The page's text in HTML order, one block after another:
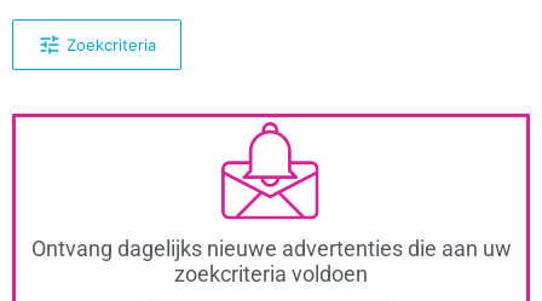
Zoekcriteria
Ontvang dagelijks nieuwe advertenties die aan uw
zoekcriteria voldoen